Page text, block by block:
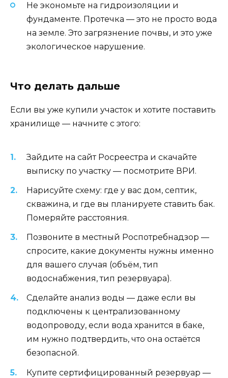
Не экономьте на гидроизоляции и
фундаменте. Протечка — это не просто вода
на земле. Это загрязнение почвы, и это уже
экологическое нарушение.
Что делать дальше
Если вы уже купили участок и хотите поставить
хранилище — начните с этого:
Зайдите на сайт Росреестра и скачайте
выписку по участку — посмотрите ВРИ.
Нарисуйте схему: где у вас дом, септик,
скважина, и где вы планируете ставить бак.
Померяйте расстояния.
Позвоните в местный Роспотребнадзор —
спросите, какие документы нужны именно
для вашего случая (объём, тип
водоснабжения, тип резервуара).
Сделайте анализ воды — даже если вы
подключены к централизованному
водопроводу, если вода хранится в баке,
им нужно подтвердить, что она остаётся
безопасной.
Купите сертифицированный резервуар —